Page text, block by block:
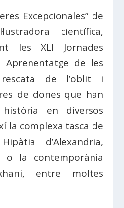
Excepcionales” de
científica,
les XLI Jornades
Aprenentatge de les
rescata de l’oblit i
de dones que han
en diversos
la complexa tasca de
d’Alexandria,
o la contemporània
entre moltes